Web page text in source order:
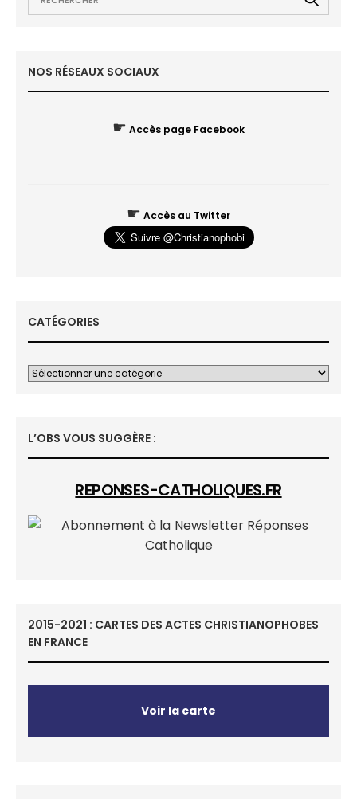
NOS RÉSEAUX SOCIAUX
☛ Accès page Facebook
☛ Accès au Twitter
CATÉGORIES
L’OBS VOUS SUGGÈRE :
REPONSES-CATHOLIQUES.FR
2015-2021 : CARTES DES ACTES CHRISTIANOPHOBES
EN FRANCE
Voir la carte